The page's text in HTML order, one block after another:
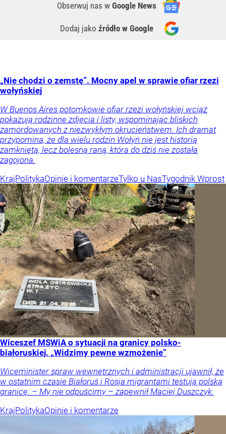
Obserwuj nas w Google News
Dodaj jako źródło w Google
„Nie chodzi o zemstę”. Mocny apel w sprawie ofiar rzezi
wołyńskiej
W Buenos Aires potomkowie ofiar rzezi wołyńskiej wciąż
pokazują rodzinne zdjęcia i listy, wspominając bliskich
zamordowanych z niezwykłym okrucieństwem. Ich dramat
przypomina, że dla wielu rodzin Wołyń nie jest historią
zamkniętą, lecz bolesną raną, która do dziś nie została
zagojona.
KrajPolitykaOpinie i komentarzeTylko u NasTygodnik Wprost
Wiceszef MSWiA o sytuacji na granicy polsko-
białoruskiej. „Widzimy pewne wzmożenie”
Wiceminister spraw wewnętrznych i administracji ujawnił, że
w ostatnim czasie Białoruś i Rosja migrantami testują polską
granicę. – My nie odpuścimy – zapewnił Maciej Duszczyk.
KrajPolitykaOpinie i komentarze